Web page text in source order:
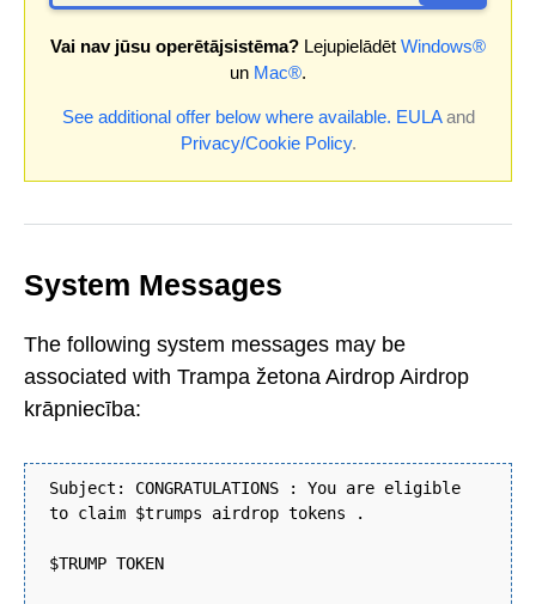
Vai nav jūsu operētājsistēma? Lejupielādēt Windows®
un Mac®.
See additional offer below where available. EULAand
Privacy/Cookie Policy.
System Messages
The following system messages may be
associated with Trampa žetona Airdrop Airdrop
krāpniecība:
Subject: CONGRATULATIONS : You are eligible
to claim $trumps airdrop tokens .
$TRUMP TOKEN